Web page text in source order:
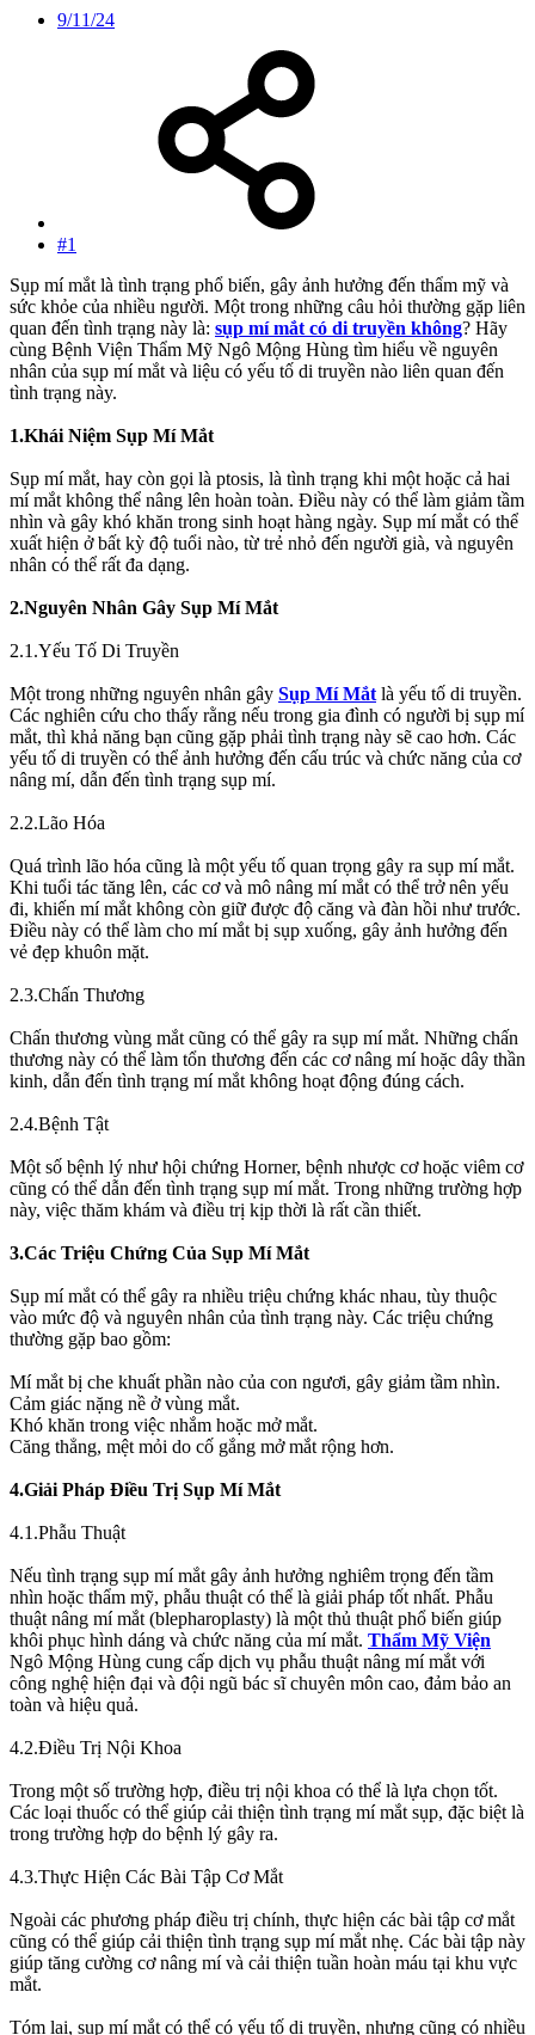
9/11/24
#1
Sụp mí mắt là tình trạng phổ biến, gây ảnh hưởng đến thẩm mỹ và
sức khỏe của nhiều người. Một trong những câu hỏi thường gặp liên
quan đến tình trạng này là: sụp mí mắt có di truyền không? Hãy
cùng Bệnh Viện Thẩm Mỹ Ngô Mộng Hùng tìm hiểu về nguyên
nhân của sụp mí mắt và liệu có yếu tố di truyền nào liên quan đến
tình trạng này.
1.Khái Niệm Sụp Mí Mắt
Sụp mí mắt, hay còn gọi là ptosis, là tình trạng khi một hoặc cả hai
mí mắt không thể nâng lên hoàn toàn. Điều này có thể làm giảm tầm
nhìn và gây khó khăn trong sinh hoạt hàng ngày. Sụp mí mắt có thể
xuất hiện ở bất kỳ độ tuổi nào, từ trẻ nhỏ đến người già, và nguyên
nhân có thể rất đa dạng.
2.Nguyên Nhân Gây Sụp Mí Mắt
2.1.Yếu Tố Di Truyền
Một trong những nguyên nhân gây Sụp Mí Mắt là yếu tố di truyền.
Các nghiên cứu cho thấy rằng nếu trong gia đình có người bị sụp mí
mắt, thì khả năng bạn cũng gặp phải tình trạng này sẽ cao hơn. Các
yếu tố di truyền có thể ảnh hưởng đến cấu trúc và chức năng của cơ
nâng mí, dẫn đến tình trạng sụp mí.
2.2.Lão Hóa
Quá trình lão hóa cũng là một yếu tố quan trọng gây ra sụp mí mắt.
Khi tuổi tác tăng lên, các cơ và mô nâng mí mắt có thể trở nên yếu
đi, khiến mí mắt không còn giữ được độ căng và đàn hồi như trước.
Điều này có thể làm cho mí mắt bị sụp xuống, gây ảnh hưởng đến
vẻ đẹp khuôn mặt.
2.3.Chấn Thương
Chấn thương vùng mắt cũng có thể gây ra sụp mí mắt. Những chấn
thương này có thể làm tổn thương đến các cơ nâng mí hoặc dây thần
kinh, dẫn đến tình trạng mí mắt không hoạt động đúng cách.
2.4.Bệnh Tật
Một số bệnh lý như hội chứng Horner, bệnh nhược cơ hoặc viêm cơ
cũng có thể dẫn đến tình trạng sụp mí mắt. Trong những trường hợp
này, việc thăm khám và điều trị kịp thời là rất cần thiết.
3.Các Triệu Chứng Của Sụp Mí Mắt
Sụp mí mắt có thể gây ra nhiều triệu chứng khác nhau, tùy thuộc
vào mức độ và nguyên nhân của tình trạng này. Các triệu chứng
thường gặp bao gồm:
Mí mắt bị che khuất phần nào của con ngươi, gây giảm tầm nhìn.
Cảm giác nặng nề ở vùng mắt.
Khó khăn trong việc nhắm hoặc mở mắt.
Căng thẳng, mệt mỏi do cố gắng mở mắt rộng hơn.
4.Giải Pháp Điều Trị Sụp Mí Mắt
4.1.Phẫu Thuật
Nếu tình trạng sụp mí mắt gây ảnh hưởng nghiêm trọng đến tầm
nhìn hoặc thẩm mỹ, phẫu thuật có thể là giải pháp tốt nhất. Phẫu
thuật nâng mí mắt (blepharoplasty) là một thủ thuật phổ biến giúp
khôi phục hình dáng và chức năng của mí mắt. Thẩm Mỹ Viện
Ngô Mộng Hùng cung cấp dịch vụ phẫu thuật nâng mí mắt với
công nghệ hiện đại và đội ngũ bác sĩ chuyên môn cao, đảm bảo an
toàn và hiệu quả.
4.2.Điều Trị Nội Khoa
Trong một số trường hợp, điều trị nội khoa có thể là lựa chọn tốt.
Các loại thuốc có thể giúp cải thiện tình trạng mí mắt sụp, đặc biệt là
trong trường hợp do bệnh lý gây ra.
4.3.Thực Hiện Các Bài Tập Cơ Mắt
Ngoài các phương pháp điều trị chính, thực hiện các bài tập cơ mắt
cũng có thể giúp cải thiện tình trạng sụp mí mắt nhẹ. Các bài tập này
giúp tăng cường cơ nâng mí và cải thiện tuần hoàn máu tại khu vực
mắt.
Tóm lại, sụp mí mắt có thể có yếu tố di truyền, nhưng cũng có nhiều